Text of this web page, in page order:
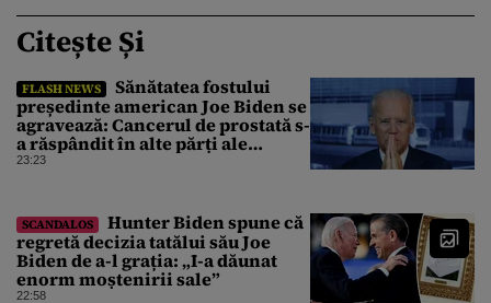
Citește Și
FLASH NEWS
Sănătatea fostului
președinte american Joe Biden se
agravează: Cancerul de prostată s-
a răspândit în alte părți ale
corpului
23:23
SCANDALOS
Hunter Biden spune că
regretă decizia tatălui său Joe
Biden de a-l grația: „I-a dăunat
enorm moștenirii sale”
22:58